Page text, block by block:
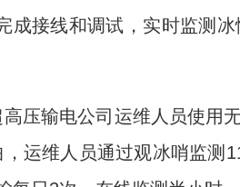
成接线和调试，实时监测
输电公司运维人员使用
运维人员通过观冰哨监测